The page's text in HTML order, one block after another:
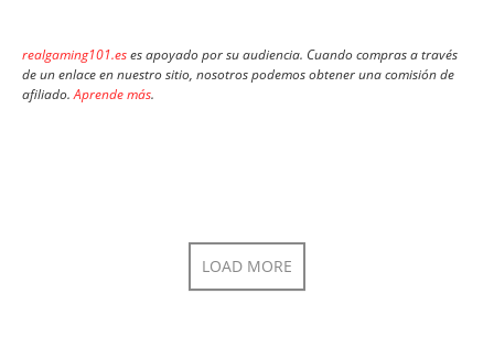
realgaming101.eses apoyado por su audiencia. Cuando compras a través
de un enlace en nuestro sitio, nosotros podemos obtener una comisión de
afiliado.Aprende más.
LOAD MORE